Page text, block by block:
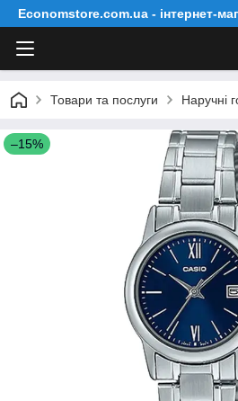
Economstore.com.ua - інтернет-
Товари та послуги Наручні
–15%